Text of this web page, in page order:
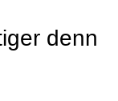
denn